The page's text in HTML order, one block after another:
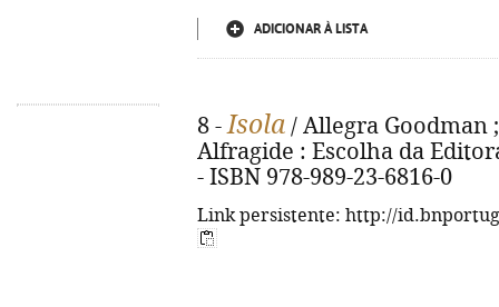
ADICIONAR À LISTA
8 -Isola / Allegra Goodman
Alfragide : Escolha da
- ISBN 978-989-23-6816-0
Link persistente: http://